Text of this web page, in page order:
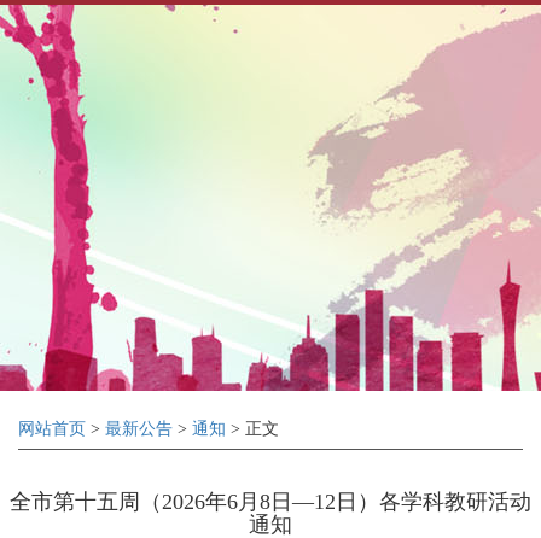
网站首页 > 最新公告 > 通知 > 正文
全市第十五周（2026年6月8日—12日）各学科教研活动
通知